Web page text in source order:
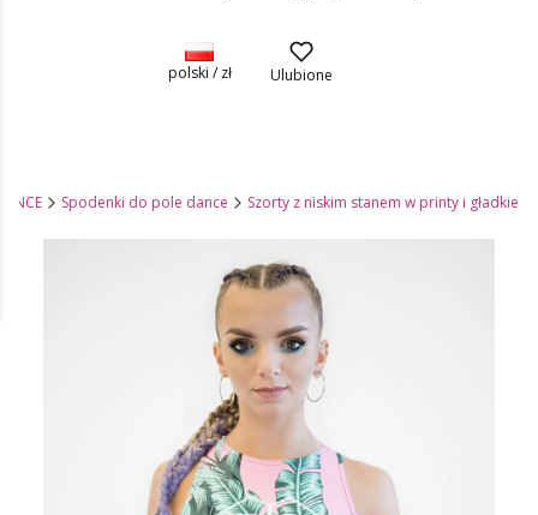
polski / zł Ulubione
Spodenki do pole dance Szorty z niskim stanem w printy i gładkie